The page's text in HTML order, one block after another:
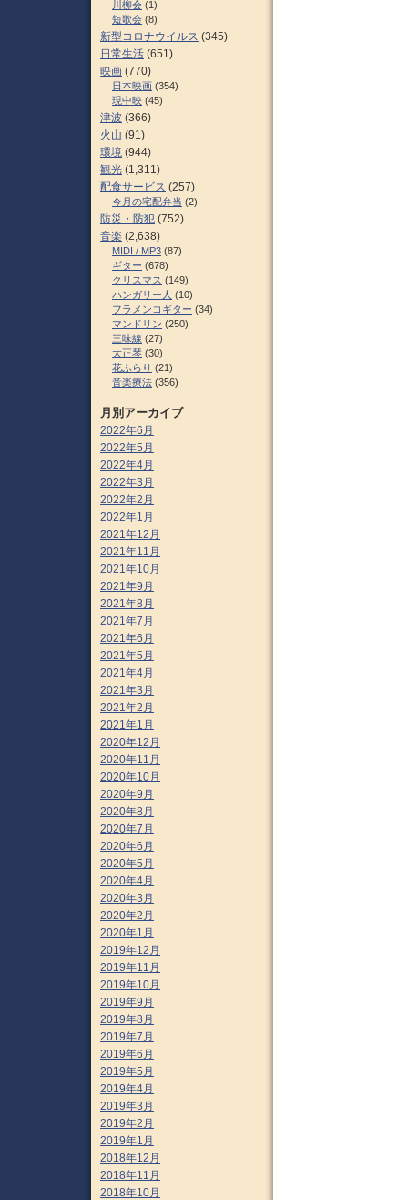
川柳会 (1)
短歌会 (8)
新型コロナウイルス (345)
日常生活 (651)
映画 (770)
日本映画 (354)
現中映 (45)
津波 (366)
火山 (91)
環境 (944)
観光 (1,311)
配食サービス (257)
今月の宅配弁当 (2)
防災・防犯 (752)
音楽 (2,638)
MIDI / MP3 (87)
ギター (678)
クリスマス (149)
ハンガリー人 (10)
フラメンコギター (34)
マンドリン (250)
三味線 (27)
大正琴 (30)
花ふらり (21)
音楽療法 (356)
月別アーカイブ
2022年6月
2022年5月
2022年4月
2022年3月
2022年2月
2022年1月
2021年12月
2021年11月
2021年10月
2021年9月
2021年8月
2021年7月
2021年6月
2021年5月
2021年4月
2021年3月
2021年2月
2021年1月
2020年12月
2020年11月
2020年10月
2020年9月
2020年8月
2020年7月
2020年6月
2020年5月
2020年4月
2020年3月
2020年2月
2020年1月
2019年12月
2019年11月
2019年10月
2019年9月
2019年8月
2019年7月
2019年6月
2019年5月
2019年4月
2019年3月
2019年2月
2019年1月
2018年12月
2018年11月
2018年10月